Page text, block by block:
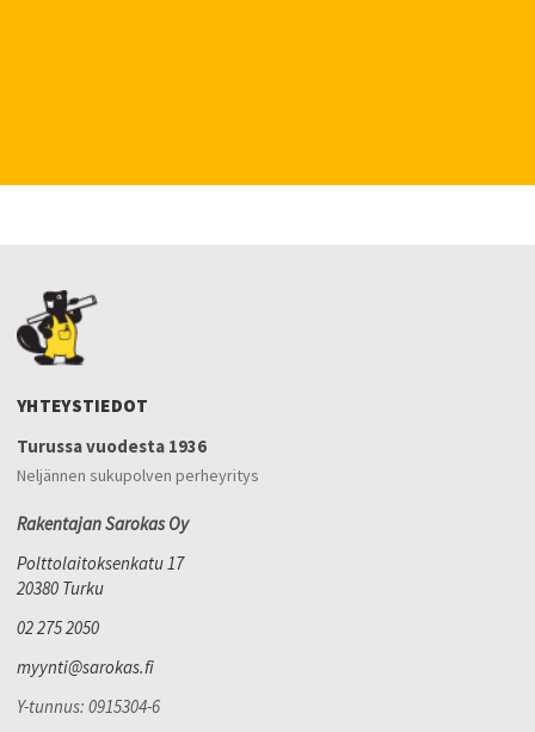
YHTEYSTIEDOT
Turussa vuodesta 1936
Neljännen sukupolven perheyritys
Rakentajan Sarokas Oy
Polttolaitoksenkatu 17
20380 Turku
02 275 2050
myynti@sarokas.fi
Y-tunnus: 0915304-6